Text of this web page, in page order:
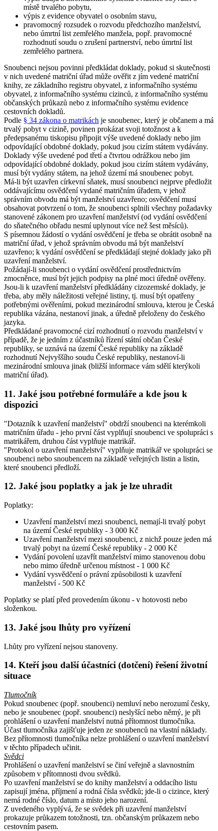
místě trvalého pobytu,
výpis z evidence obyvatel o osobním stavu,
pravomocný rozsudek o rozvodu předchozího manželství,
nebo úmrtní list zemřelého manžela, popř. pravomocné
rozhodnutí soudu o zrušení partnerství, nebo úmrtní list
zemřelého partnera.
Snoubenci nejsou povinni předkládat doklady, pokud si skutečnosti
v nich uvedené matriční úřad může ověřit z jím vedené matriční
knihy, ze základního registru obyvatel, z informačního systému
obyvatel, z informačního systému cizinců, z informačního systému
občanských průkazů nebo z informačního systému evidence
cestovních dokladů.
Podle § 34 zákona o matrikách je snoubenec, který je občanem a má
trvalý pobyt v cizině, povinen prokázat svoji totožnost a k
předepsanému tiskopisu připojit výše uvedené doklady nebo jim
odpovídající obdobné doklady, pokud jsou cizím státem vydávány.
Doklady výše uvedené pod třetí a čtvrtou odrážkou nebo jim
odpovídající obdobné doklady, pokud jsou cizím státem vydávány,
musí být vydány státem, na jehož území má snoubenec pobyt.
Má-li být uzavřen církevní sňatek, musí snoubenci nejprve předložit
oddávajícímu osvědčení vydané matričním úřadem, v jehož
správním obvodu má být manželství uzavřeno; osvědčení musí
obsahovat potvrzení o tom, že snoubenci splnili všechny požadavky
stanovené zákonem pro uzavření manželství (od vydání osvědčení
do sňatečného obřadu nesmí uplynout více než šest měsíců).
S písemnou žádostí o vydání osvědčení je třeba se obrátit osobně na
matriční úřad, v jehož správním obvodu má být manželství
uzavřeno; k vydání osvědčení se předkládají stejné doklady jako při
uzavření manželství.
Požádají-li snoubenci o vydání osvědčení prostřednictvím
zmocněnce, musí být jejich podpisy na plné moci úředně ověřeny.
Jsou-li k uzavření manželství předkládány cizozemské doklady, je
třeba, aby měly náležitosti veřejné listiny, tj. musí být opatřeny
potřebnými ověřeními, pokud mezinárodní smlouva, kterou je Česká
republika vázána, nestanoví jinak, a úředně přeloženy do českého
jazyka.
Předkládané pravomocné cizí rozhodnutí o rozvodu manželství v
případě, že je jedním z účastníků řízení státní občan České
republiky, se uznává na území České republiky na základě
rozhodnutí Nejvyššího soudu České republiky, nestanoví-li
mezinárodní smlouva jinak (bližší informace vám sdělí kterýkoli
matriční úřad).
11. Jaké jsou potřebné formuláře a kde jsou k
dispozici
"Dotazník k uzavření manželství" obdrží snoubenci na kterémkoli
matričním úřadu - jeho první část vyplňují snoubenci ve spolupráci s
matrikářem, druhou část vyplňuje matrikář.
"Protokol o uzavření manželství" vyplňuje matrikář ve spolupráci se
snoubenci nebo snoubencem na základě veřejných listin a listin,
které snoubenci předloží.
12. Jaké jsou poplatky a jak je lze uhradit
Poplatky:
Uzavření manželství mezi snoubenci, nemají-li trvalý pobyt
na území České republiky - 3 000 Kč
Uzavření manželství mezi snoubenci, z nichž pouze jeden má
trvalý pobyt na území České republiky - 2 000 Kč
Vydání povolení uzavřít manželství mimo stanovenou dobu
nebo mimo úředně určenou místnost - 1 000 Kč
Vydání vysvědčení o právní způsobilosti k uzavření
manželství - 500 Kč
Poplatky se platí před provedením úkonu - v hotovosti nebo
složenkou.
13. Jaké jsou lhůty pro vyřízení
Lhůty pro vyřízení nejsou stanoveny.
14. Kteří jsou další účastníci (dotčení) řešení životní
situace
Tlumočník
Pokud snoubenec (popř. snoubenci) nemluví nebo nerozumí česky,
nebo je snoubenec (popř. snoubenci) neslyšící nebo němý, je při
prohlášení o uzavření manželství nutná přítomnost tlumočníka.
Účast tlumočníka zajišťuje jeden ze snoubenců na vlastní náklady.
Bez přítomnosti tlumočníka nelze prohlášení o uzavření manželství
v těchto případech učinit.
Svědci
Prohlášení o uzavření manželství se činí veřejně a slavnostním
způsobem v přítomnosti dvou svědků.
Po uzavření manželství se do knihy manželství a oddacího listu
zapisují jména, příjmení a rodná čísla svědků; jde-li o cizince, který
nemá rodné číslo, datum a místo jeho narození.
Z uvedeného vyplývá, že se svědek při uzavření manželství
prokazuje průkazem totožnosti, tzn. občanským průkazem nebo
cestovním pasem.